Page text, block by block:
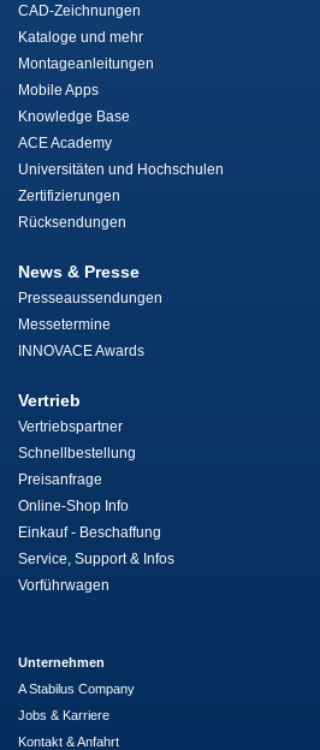
CAD-Zeichnungen
Kataloge und mehr
Montageanleitungen
Mobile Apps
Knowledge Base
ACE Academy
Universitäten und Hochschulen
Zertifizierungen
Rücksendungen
News & Presse
Presseaussendungen
Messetermine
INNOVACE Awards
Vertrieb
Vertriebspartner
Schnellbestellung
Preisanfrage
Online-Shop Info
Einkauf - Beschaffung
Service, Support & Infos
Vorführwagen
Unternehmen
A Stabilus Company
Jobs & Karriere
Kontakt & Anfahrt